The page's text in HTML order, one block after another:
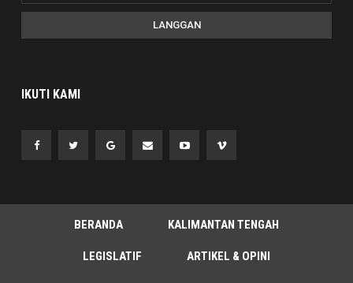
LANGGAN
IKUTI KAMI
BERANDA KALIMANTAN TENGAH
LEGISLATIF ARTIKEL & OPINI